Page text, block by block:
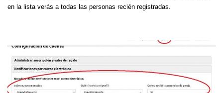
en la lista verás a todas las personas recién registradas.